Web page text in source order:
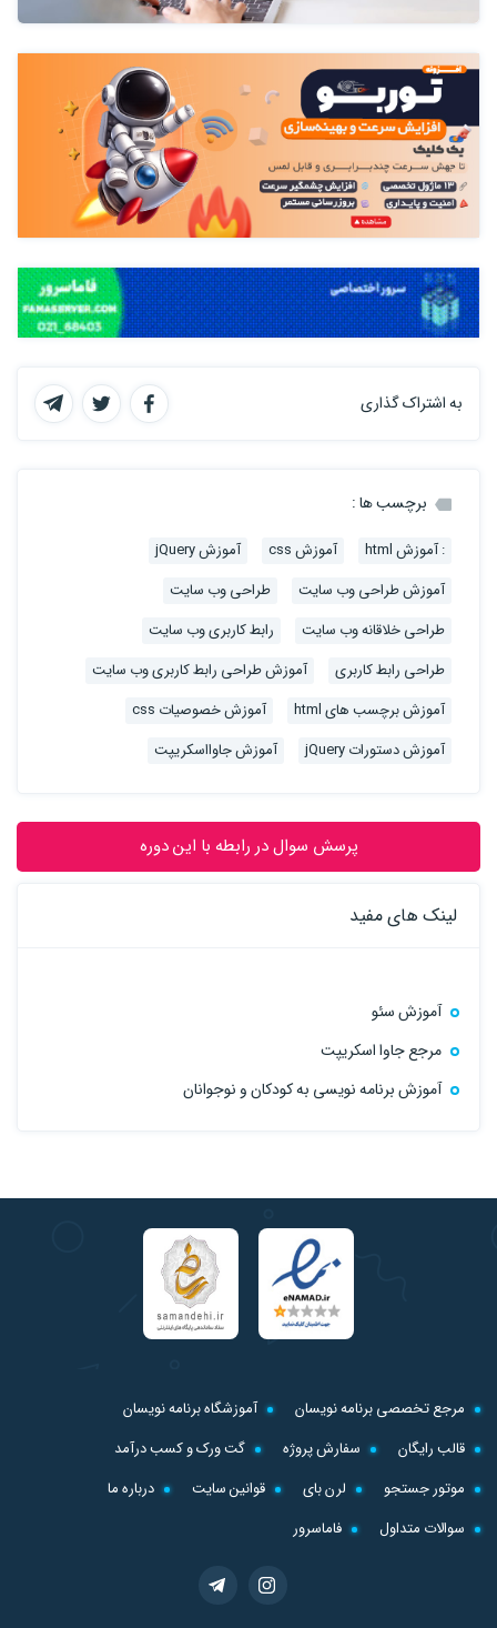
به اشتراک گذاری
برچسب ها :
: آموزش html آموزش css
آموزش jQuery
آموزش طراحی وب سایت
طراحی وب سایت
طراحی خلاقانه وب سایت
رابط کاربری وب سایت
طراحی رابط کاربری
آموزش طراحی رابط کاربری وب سایت
آموزش برچسب های html
آموزش خصوصیات css
آموزش دستورات jQuery
آموزش جاوااسکریپت
پرسش سوال در رابطه با این دوره
لینک های مفید
آموزش سئو
مرجع جاوا اسکریپت
آموزش برنامه نویسی به کودکان و نوجوانان
مرجع تخصصی برنامه نویسان
آموزشگاه برنامه نویسان
قالب رایگان
سفارش پروژه
گت ورک و کسب درآمد
موتور جستجو
لرن بای قوانین سایت
درباره ما
سوالات متداول
فاماسرور